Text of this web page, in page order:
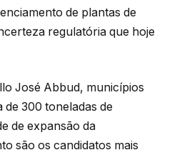
de plantas de
regulatória que hoje
José Abbud, municípios
de 300 toneladas de
de expansão da
são os candidatos mais